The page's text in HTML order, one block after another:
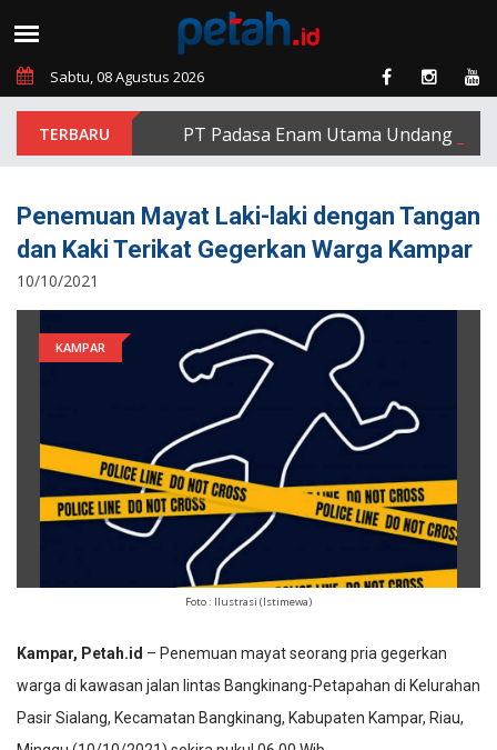
Sabtu, 08 Agustus 2026
PT Padasa Enam Utama Undang
Penemuan Mayat Laki-laki dengan Tangan
dan Kaki Terikat Gegerkan Warga Kampar
10/10/2021
KAMPAR
Foto : Ilustrasi (Istimewa)
Kampar, Petah.id – Penemuan mayat seorang pria gegerkan
warga di kawasan jalan lintas Bangkinang-Petapahan di Kelurahan
Pasir Sialang, Kecamatan Bangkinang, Kabupaten Kampar, Riau,